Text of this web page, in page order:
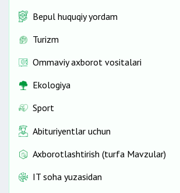
Bepul huquqiy yordam
Turizm
Ommaviy axborot vositalari
Ekologiya
Sport
Abituriyentlar uchun
Axborotlashtirish (turfa Mavzular)
IT soha yuzasidan